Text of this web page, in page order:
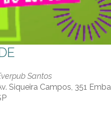
Santos
Siqueira Campos, 351